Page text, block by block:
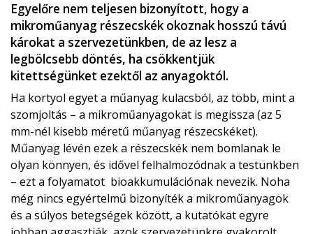
Egyelőre nem teljesen bizonyított, hogy a
mikroműanyag részecskék okoznak hosszú távú
károkat a szervezetünkben, de az lesz a
legbölcsebb döntés, ha csökkentjük
kitettségünket ezektől az anyagoktól.
Ha kortyol egyet a műanyag kulacsból, az több, mint a
szomjoltás – a mikroműanyagokat is megissza (az 5
mm-nél kisebb méretű műanyag részecskéket).
Műanyag lévén ezek a részecskék nem bomlanak le
olyan könnyen, és idővel felhalmozódnak a testünkben
– ezt a folyamatot bioakkumulációnak nevezik. Noha
még nincs egyértelmű bizonyíték a mikroműanyagok
és a súlyos betegségek között, a kutatókat egyre